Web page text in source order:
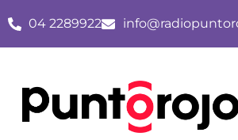
contenido
04 2289922